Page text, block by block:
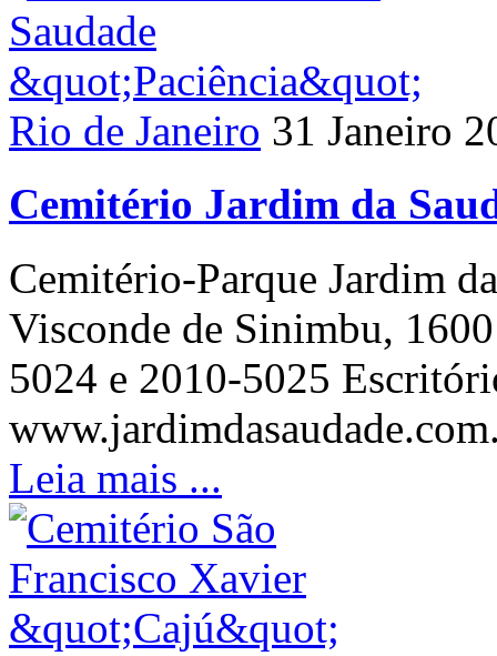
Rio de Janeiro 31 Janeiro
Cemitério Jardim da
Cemitério-Parque Jardim
Visconde de Sinimbu,
5024 e 2010-5025
Leia mais ...